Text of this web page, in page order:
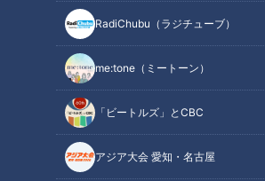
RadiChubu（ラジチューブ）
me:tone（ミートーン）
「ビートルズ」とCBC
アジア大会 愛知・名古屋
ここがすごい！「ロピア」の魅